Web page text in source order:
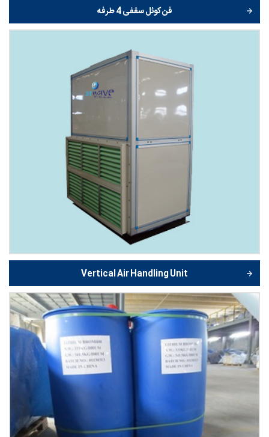
فن کوئل سقفی 4 طرفه
Vertical Air Handling Unit